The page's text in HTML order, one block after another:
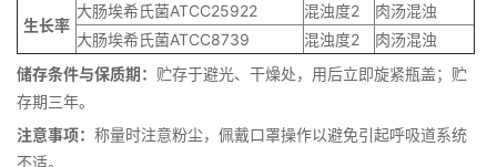
生长率
大肠埃希氏菌ATCC25922 混浊度2
肉汤混浊
大肠埃希氏菌ATCC8739
混浊度2
肉汤混浊
储存条件与保质期： 贮存于避光、干燥处，用后立即旋紧瓶盖；贮
存期三年。
注意事项： 称量时注意粉尘，佩戴口罩操作以避免引起呼吸道系统
不适。